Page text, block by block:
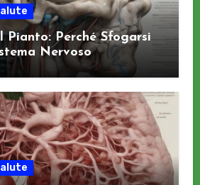
Pianto: Perché Sfogarsi
Nervoso